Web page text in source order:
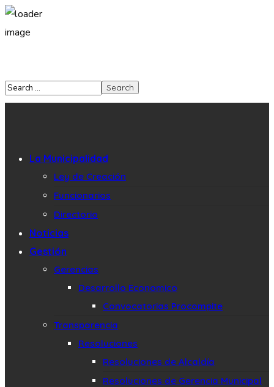
La Municipalidad
Ley de Creación
Funcionarios
Directorio
Noticias
Gestión
Gerencias
Desarrollo Economico
Convocatorias Procompite
Transparencia
Resoluciones
Resoluciones de Alcaldía
Resoluciones de Gerencia Municipal